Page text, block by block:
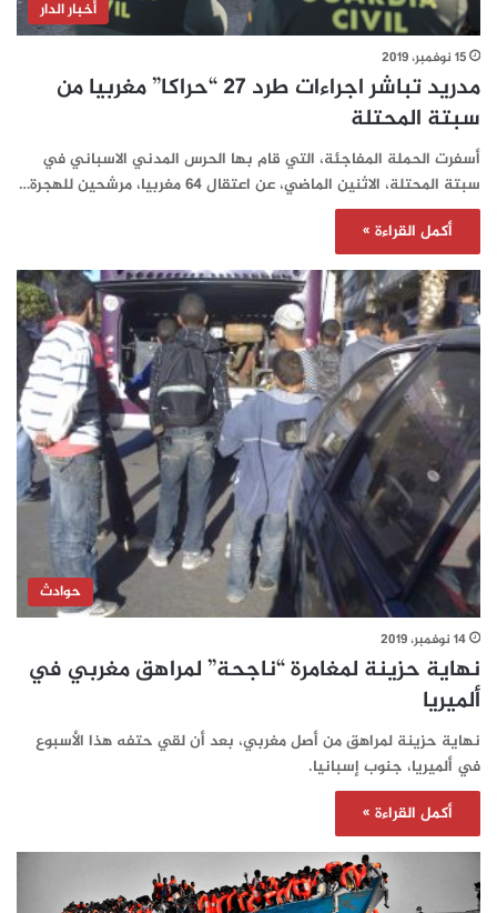
أخبار الدار
15 نوفمبر، 2019
مدريد تباشر اجراءات طرد 27 “حراكا” مغربيا من
سبتة المحتلة
أسفرت الحملة المفاجئة، التي قام بها الحرس المدني الاسباني في
سبتة المحتلة، الاثنين الماضي، عن اعتقال 64 مغربيا، مرشحين للهجرة…
أكمل القراءة »
حوادث
14 نوفمبر، 2019
نهاية حزينة لمغامرة “ناجحة” لمراهق مغربي في
ألميريا
نهاية حزينة لمراهق من أصل مغربي، بعد أن لقي حتفه هذا الأسبوع
في ألميريا، جنوب إسبانيا.
أكمل القراءة »